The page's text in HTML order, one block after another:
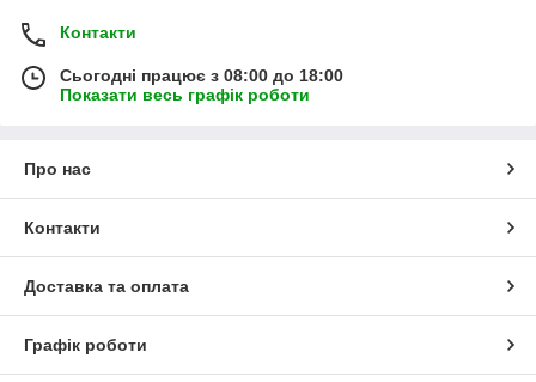
Контакти
Сьогодні працює з 08:00 до 18:00
Показати весь графік роботи
Про нас
Контакти
Доставка та оплата
Графік роботи